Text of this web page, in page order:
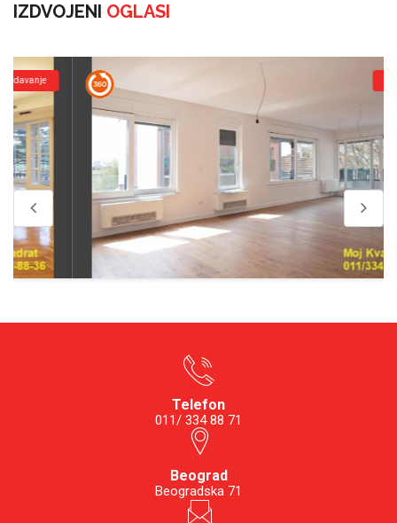
IZDVOJENI OGLASI
Telefon
011/ 334 88 71
Beograd
Beogradska 71